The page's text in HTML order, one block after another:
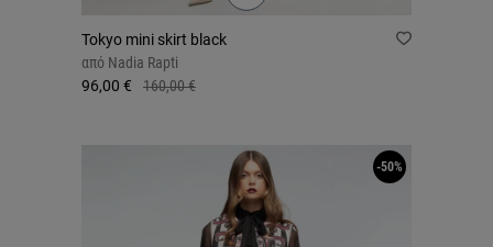
Tokyo mini skirt black
από Nadia Rapti
96,00 €
160,00 €
-50%